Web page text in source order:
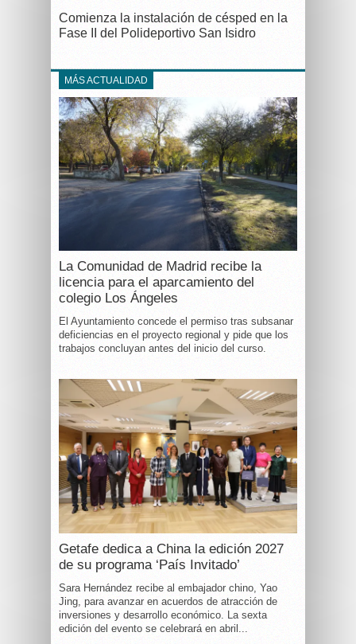
Comienza la instalación de césped en la
Fase II del Polideportivo San Isidro
MÁS ACTUALIDAD
La Comunidad de Madrid recibe la
licencia para el aparcamiento del
colegio Los Ángeles
El Ayuntamiento concede el permiso tras subsanar
deficiencias en el proyecto regional y pide que los
trabajos concluyan antes del inicio del curso.
Getafe dedica a China la edición 2027
de su programa ‘País Invitado’
Sara Hernández recibe al embajador chino, Yao
Jing, para avanzar en acuerdos de atracción de
inversiones y desarrollo económico. La sexta
edición del evento se celebrará en abril...